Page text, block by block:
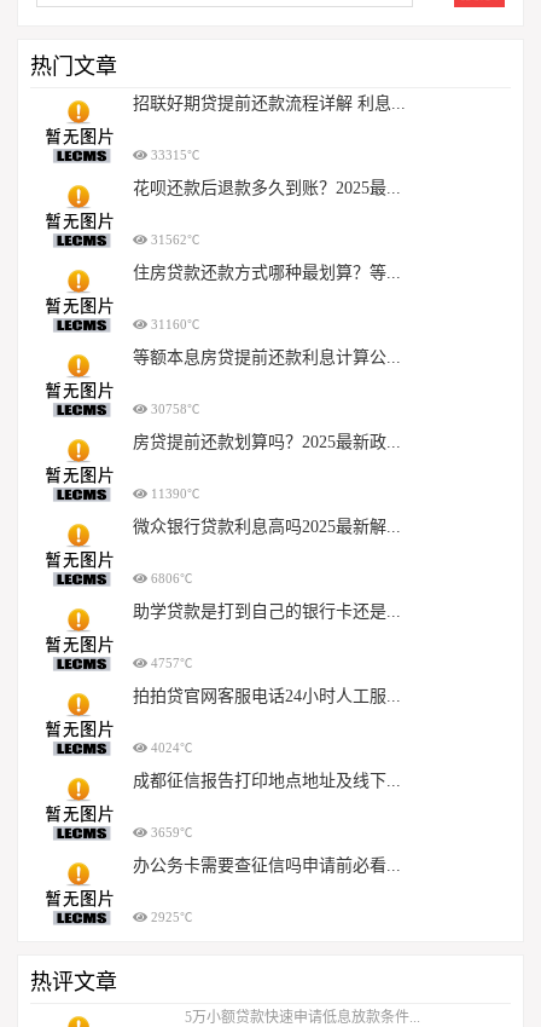
热门文章
招联好期贷提前还款流程详解 利息...
33315℃
花呗还款后退款多久到账？2025最...
31562℃
住房贷款还款方式哪种最划算？等...
31160℃
等额本息房贷提前还款利息计算公...
30758℃
房贷提前还款划算吗？2025最新政...
11390℃
微众银行贷款利息高吗2025最新解...
6806℃
助学贷款是打到自己的银行卡还是...
4757℃
拍拍贷官网客服电话24小时人工服...
4024℃
成都征信报告打印地点地址及线下...
3659℃
办公务卡需要查征信吗申请前必看...
2925℃
热评文章
5万小额贷款快速申请低息放款条件...